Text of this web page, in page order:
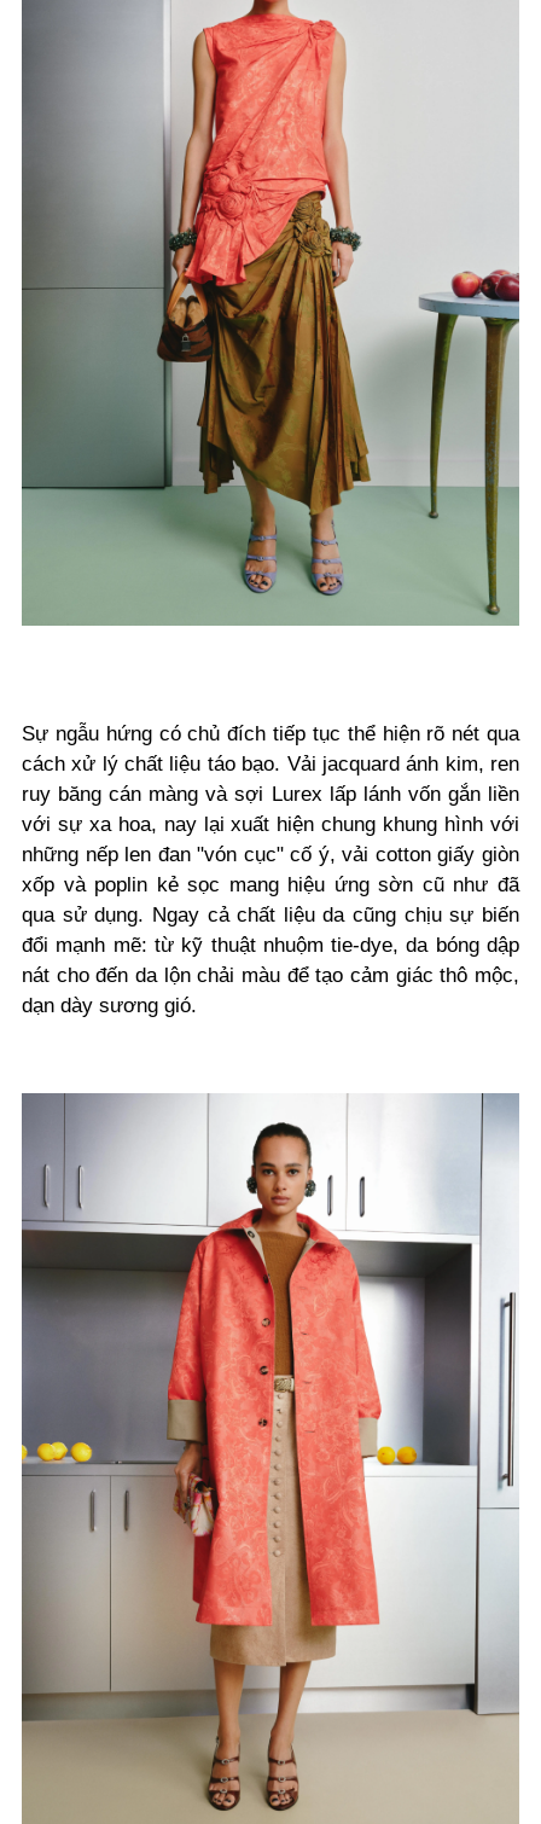
Sự ngẫu hứng có chủ đích tiếp tục thể hiện rõ nét qua
cách xử lý chất liệu táo bạo. Vải jacquard ánh kim, ren
ruy băng cán màng và sợi Lurex lấp lánh vốn gắn liền
với sự xa hoa, nay lại xuất hiện chung khung hình với
những nếp len đan "vón cục" cố ý, vải cotton giấy giòn
xốp và poplin kẻ sọc mang hiệu ứng sờn cũ như đã
qua sử dụng. Ngay cả chất liệu da cũng chịu sự biến
đổi mạnh mẽ: từ kỹ thuật nhuộm tie-dye, da bóng dập
nát cho đến da lộn chải màu để tạo cảm giác thô mộc,
dạn dày sương gió.